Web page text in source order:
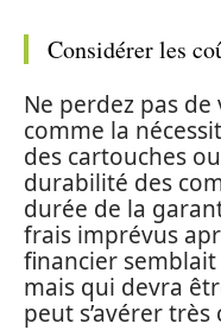
Considérer les
Ne perdez pas de
comme la
des cartouches
durabilité des
durée de la
frais imprévus
financier
mais qui devra
peut s’avérer très